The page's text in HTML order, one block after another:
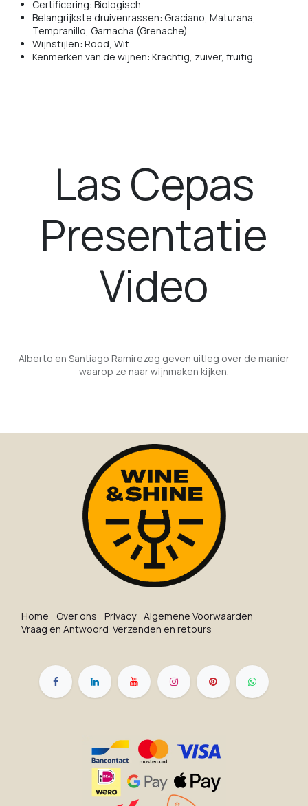
Certificering: Biologisch
Belangrijkste druivenrassen: Graciano, Maturana,
Tempranillo, Garnacha (Grenache)
Wijnstijlen: Rood, Wit
Kenmerken van de wijnen: Krachtig, zuiver, fruitig.
Las Cepas
Presentatie
Video
Alberto en Santiago Ramirezeg geven uitleg over de manier
waarop ze naar wijnmaken kijken.
Ho​me O​ve​r on​s Privacy Algemene Voorwaarden
Vraag en Antwoord Verzenden en retours